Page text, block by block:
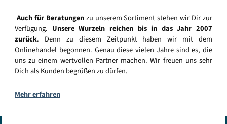
Auch für Beratungenzu unserem Sortiment stehen wir Dir zur
Verfügung. Unsere Wurzeln reichen bis in das Jahr 2007
zurück. Denn zu diesem Zeitpunkt haben wir mit dem
Onlinehandel begonnen. Genau diese vielen Jahre sind es, die
uns zu einem wertvollen Partner machen. Wir freuen uns sehr
Dich als Kunden begrüßen zu dürfen.
Mehr erfahren